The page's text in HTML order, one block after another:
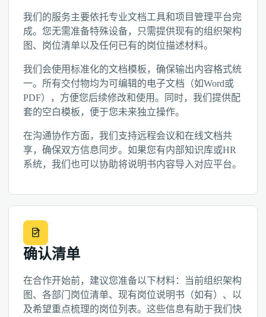
我们的服务主要依托专业文档工具和项目管理平台完
成。您无需准备特殊设备，只需提供现有的组织架构
图、岗位清单以及任何已有的岗位描述材料。
我们会使用标准化的文档模板，确保输出内容格式统
一。所有交付物均为可编辑的电子文档（如Word或
PDF），方便您后续修改和使用。同时，我们提供配
套的空白模板，便于您未来独立操作。
在沟通协作方面，我们支持远程会议和在线文档共
享，确保双方信息同步。如果您有内部知识库或HR
系统，我们也可以协助将说明书内容导入对应平台。
确认清单
在合作开始前，建议您准备以下材料：当前组织架构
图、各部门岗位清单、现有岗位说明书（如有）、以
及希望重点梳理的岗位列表。这些信息有助于我们快